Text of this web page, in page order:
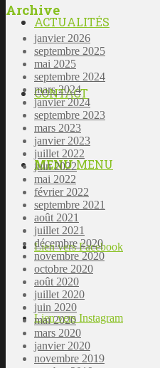
ACTUALITÉS
CONTACT
MENU MENU
Lien vers Facebook
Lien vers Instagram
Archive
janvier 2026
septembre 2025
mai 2025
septembre 2024
mars 2024
janvier 2024
septembre 2023
mars 2023
janvier 2023
juillet 2022
juin 2022
mai 2022
février 2022
septembre 2021
août 2021
juillet 2021
décembre 2020
novembre 2020
octobre 2020
août 2020
juillet 2020
juin 2020
mai 2020
mars 2020
janvier 2020
novembre 2019